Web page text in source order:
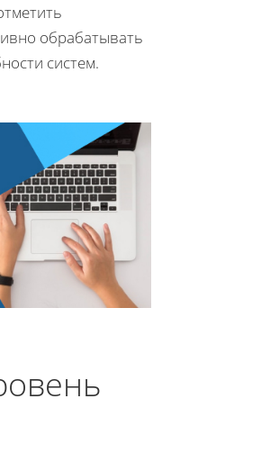
обрабатывать
систем.